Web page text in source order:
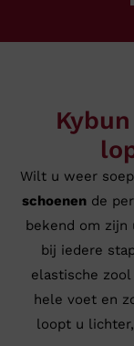
Wilt u weer
schoenende
bekend om zijn
bij iedere
elastische
hele voet en
loopt u